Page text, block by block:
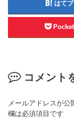
はてブ
Pocket
コメント
メールアドレスが公
欄は必須項目です